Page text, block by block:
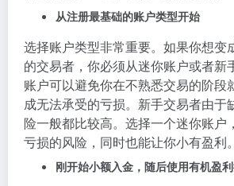
从注册最基础的账户类型开始
选择账户类型非常重要。如果你想变
的交易者，你必须从迷你账户或者新
账户可以避免你在不熟悉交易的阶段
成无法承受的亏损。新手交易者由于
险一般都比较高。选择一个迷你账户
亏损的风险，同时也能让你小有盈利。
刚开始小额入金，随后使用有机盈